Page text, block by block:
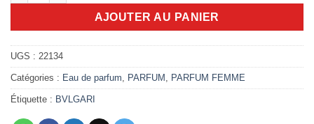
AJOUTER AU PANIER
UGS : 22134
Catégories : Eau de parfum PARFUM PARFUM FEMME
Étiquette : BVLGARI